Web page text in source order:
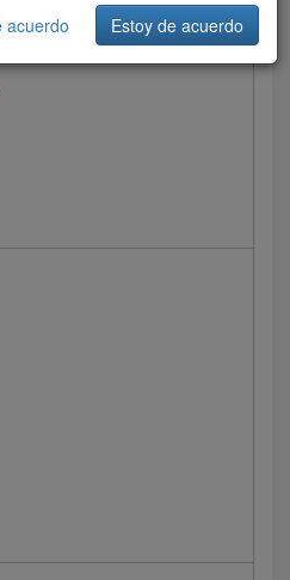
acuerdo Estoy de acuerdo